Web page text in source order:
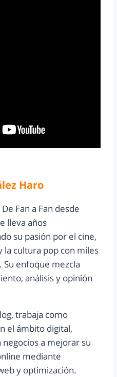
Haro
Fan a Fan desde
lleva años
su pasión por el cine,
la cultura pop con miles
Su enfoque mezcla
análisis y opinión
trabaja como
el ámbito digital,
negocios a mejorar su
mediante
y optimización.